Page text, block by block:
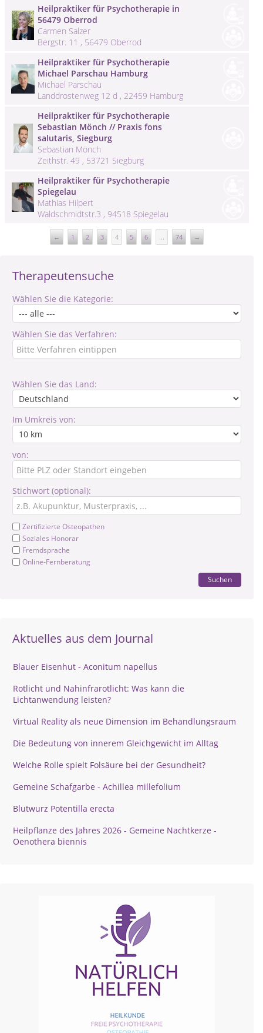
Therapeutensuche
Wählen Sie die Kategorie:
Wählen Sie das Verfahren:
Wählen Sie das Land:
Im Umkreis von:
von:
Stichwort (optional):
Zertifizierte Osteopathen
Soziales Honorar
Fremdsprache
Online-Fernberatung
Suchen
Aktuelles aus dem Journal
Blauer Eisenhut - Aconitum napellus
Rotlicht und Nahinfrarotlicht: Was kann die
Lichtanwendung leisten?
Virtual Reality als neue Dimension im Behandlungsraum
Die Bedeutung von innerem Gleichgewicht im Alltag
Welche Rolle spielt Folsäure bei der Gesundheit?
Gemeine Schafgarbe - Achillea millefolium
Blutwurz Potentilla erecta
Heilpflanze des Jahres 2026 - Gemeine Nachtkerze -
Oenothera biennis
Heilpraktiker für Psychotherapie in
56479 Oberrod
Carmen Salzer
Bergstr. 11 , 56479 Oberrod
Heilpraktiker für Psychotherapie
Michael Parschau Hamburg
Michael Parschau
Landdrostenweg 12 d , 22459 Hamburg
Heilpraktiker für Psychotherapie
Sebastian Mönch // Praxis fons
salutaris, Siegburg
Sebastian Mönch
Zeithstr. 49 , 53721 Siegburg
Heilpraktiker für Psychotherapie
Spiegelau
Mathias Hilpert
Waldschmidtstr.3 , 94518 Spiegelau
← 1 2 3 4 5 6 ... 74 →